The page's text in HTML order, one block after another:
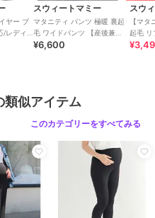
む気持ち。
ートするマタニティ服・授乳服
ー
ア・ママ用グッズ
マタニティ）
ヤー ブ
/レディ
スウィートマミー
マタニティ パンツ 極暖 裏起
毛 ワイドパンツ 【産後兼
用】
¥6,600
スウ
【マ
起毛 リ
類似アイテム
このカテゴリーをすべてみる